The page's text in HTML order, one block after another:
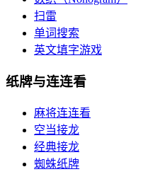
扫雷
单词搜索
英文填字游戏
纸牌与连连看
麻将连连看
空当接龙
经典接龙
蜘蛛纸牌